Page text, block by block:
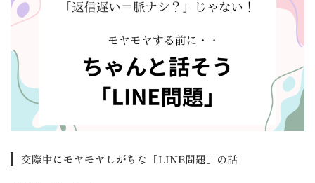
交際中にモヤモヤしがちな「LINE問題」の話